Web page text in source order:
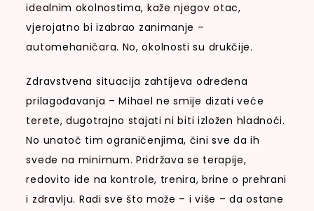
idealnim okolnostima, kaže njegov otac,
vjerojatno bi izabrao zanimanje –
automehaničara. No, okolnosti su drukčije.
Zdravstvena situacija zahtijeva određena
prilagođavanja – Mihael ne smije dizati veće
terete, dugotrajno stajati ni biti izložen hladnoći.
No unatoč tim ograničenjima, čini sve da ih
svede na minimum. Pridržava se terapije,
redovito ide na kontrole, trenira, brine o prehrani
i zdravlju. Radi sve što može – i više – da ostane